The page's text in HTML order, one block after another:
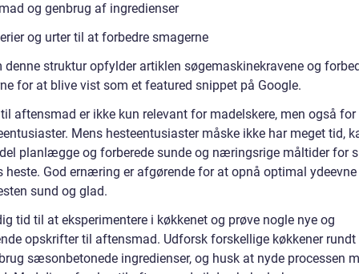
og genbrug af ingredienser
og urter til at forbedre smagerne
denne struktur opfylder artiklen søgemaskinekravene og
for at blive vist som et featured snippet på Google.
aftensmad er ikke kun relevant for madelskere, men også for
Mens hesteentusiaster måske ikke har meget tid,
planlægge og forberede sunde og næringsrige måltider for
heste. God ernæring er afgørende for at opnå optimal
sund og glad.
tid til at eksperimentere i køkkenet og prøve nogle nye og
opskrifter til aftensmad. Udforsk forskellige køkkener rundt
sæsonbetonede ingredienser, og husk at nyde processen